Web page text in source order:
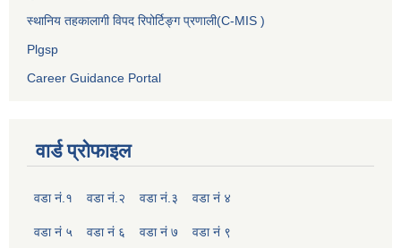
स्थानिय तहकालागी विपद रिपोर्टिङ्ग प्रणाली(C-MIS )
Plgsp
Career Guidance Portal
वार्ड प्रोफाइल
वडा नं.१ वडा नं.२ वडा नं.३ वडा नं ४
वडा नं ५ वडा नं ६ वडा नं ७ वडा नं ९